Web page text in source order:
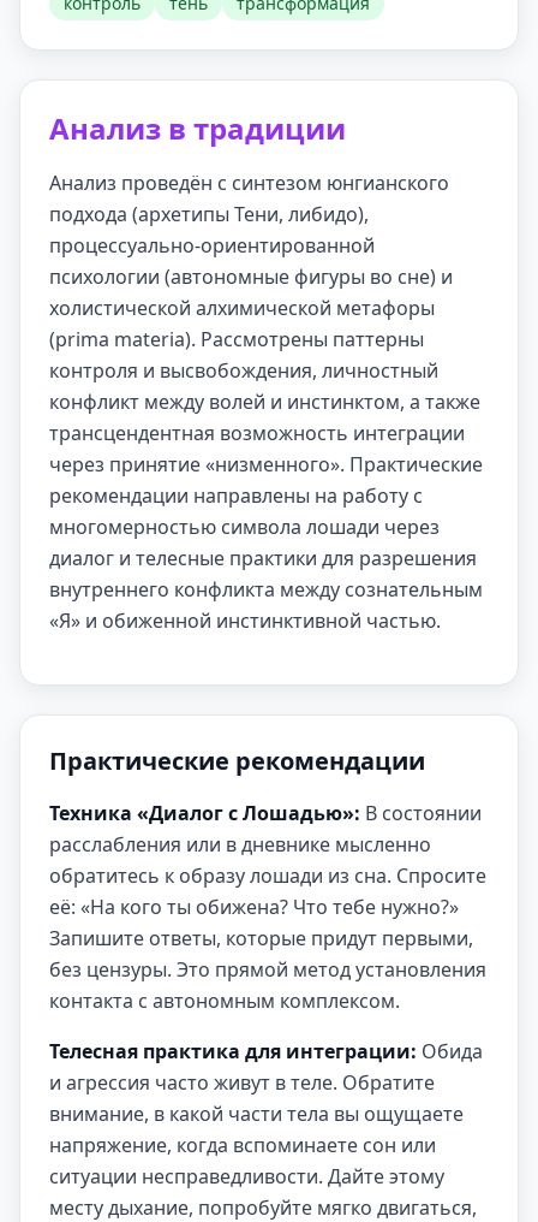
Анализ в традиции
Анализ проведён с синтезом юнгианского
подхода (архетипы Тени, либидо),
процессуально-ориентированной
психологии (автономные фигуры во сне) и
холистической алхимической метафоры
(prima materia). Рассмотрены паттерны
контроля и высвобождения, личностный
конфликт между волей и инстинктом, а также
трансцендентная возможность интеграции
через принятие «низменного». Практические
рекомендации направлены на работу с
многомерностью символа лошади через
диалог и телесные практики для разрешения
внутреннего конфликта между сознательным
«Я» и обиженной инстинктивной частью.
Практические рекомендации
Техника «Диалог с Лошадью»: В состоянии
расслабления или в дневнике мысленно
обратитесь к образу лошади из сна. Спросите
её: «На кого ты обижена? Что тебе нужно?»
Запишите ответы, которые придут первыми,
без цензуры. Это прямой метод установления
контакта с автономным комплексом.
Телесная практика для интеграции: Обида
и агрессия часто живут в теле. Обратите
внимание, в какой части тела вы ощущаете
напряжение, когда вспоминаете сон или
ситуации несправедливости. Дайте этому
месту дыхание, попробуйте мягко двигаться,